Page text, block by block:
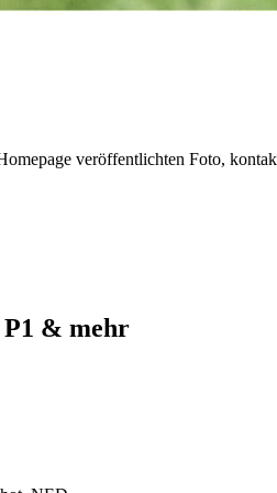
veröffentlichten Foto,
P1 & mehr